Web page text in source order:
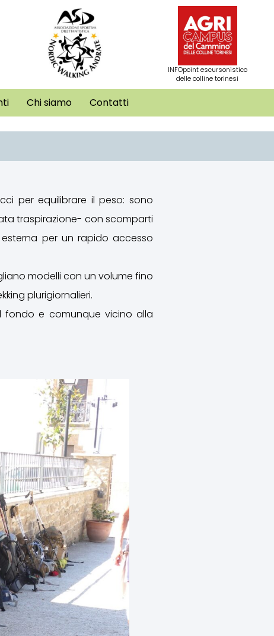
INFOpoint escursonistico
delle colline torinesi
Chi siamo Contatti
per equilibrare il peso: sono
traspirazione- con scomparti
per un rapido accesso
modelli con un volume fino
plurigiornalieri.
fondo e comunque vicino alla